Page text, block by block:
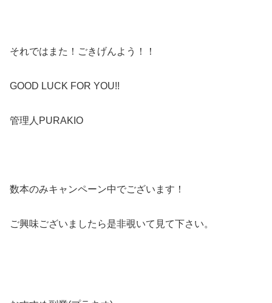
それではまた！ごきげんよう！！
GOOD LUCK FOR YOU!!
管理人PURAKIO
数本のみキャンペーン中でございます！
ご興味ございましたら是非覗いて見て下さい。